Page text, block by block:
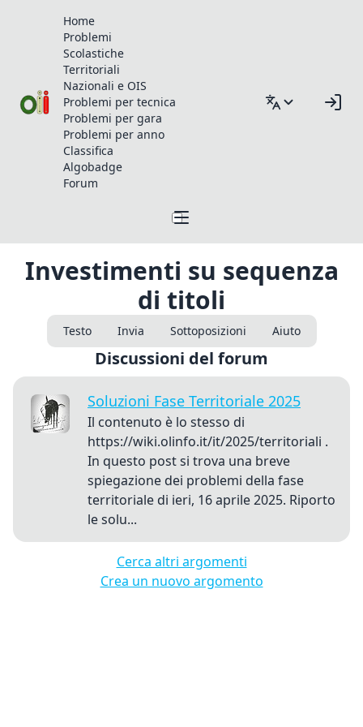
Home
Problemi
Scolastiche
Territoriali
Nazionali e OIS
Problemi per tecnica
Problemi per gara
Problemi per anno
Classifica
Algobadge
Forum
Investimenti su sequenza
di titoli
Testo Invia Sottoposizioni Aiuto
Discussioni del forum
Soluzioni Fase Territoriale 2025
Il contenuto è lo stesso di
https://wiki.olinfo.it/it/2025/territoriali .
In questo post si trova una breve
spiegazione dei problemi della fase
territoriale di ieri, 16 aprile 2025. Riporto
le solu...
Cerca altri argomenti
Crea un nuovo argomento